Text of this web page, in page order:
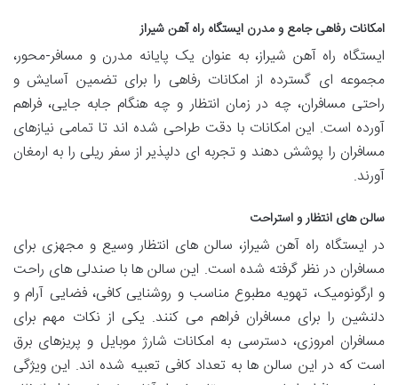
امکانات رفاهی جامع و مدرن ایستگاه راه آهن شیراز
ایستگاه راه آهن شیراز، به عنوان یک پایانه مدرن و مسافر-محور،
مجموعه ای گسترده از امکانات رفاهی را برای تضمین آسایش و
راحتی مسافران، چه در زمان انتظار و چه هنگام جابه جایی، فراهم
آورده است. این امکانات با دقت طراحی شده اند تا تمامی نیازهای
مسافران را پوشش دهند و تجربه ای دلپذیر از سفر ریلی را به ارمغان
آورند.
سالن های انتظار و استراحت
در ایستگاه راه آهن شیراز، سالن های انتظار وسیع و مجهزی برای
مسافران در نظر گرفته شده است. این سالن ها با صندلی های راحت
و ارگونومیک، تهویه مطبوع مناسب و روشنایی کافی، فضایی آرام و
دلنشین را برای مسافران فراهم می کنند. یکی از نکات مهم برای
مسافران امروزی، دسترسی به امکانات شارژ موبایل و پریزهای برق
است که در این سالن ها به تعداد کافی تعبیه شده اند. این ویژگی